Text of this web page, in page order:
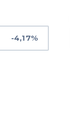
-4,17%